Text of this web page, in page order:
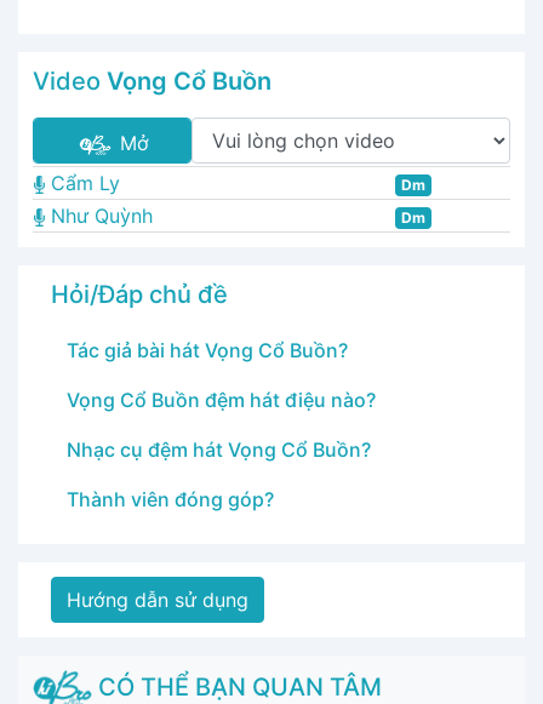
Video Vọng Cổ Buồn
Mở
Cẩm Ly
Dm
Như Quỳnh Dm
Hỏi/Đáp chủ đề
Tác giả bài hát Vọng Cổ Buồn?
Vọng Cổ Buồn đệm hát điệu nào?
Nhạc cụ đệm hát Vọng Cổ Buồn?
Thành viên đóng góp?
Hướng dẫn sử dụng
CÓ THỂ BẠN QUAN TÂM